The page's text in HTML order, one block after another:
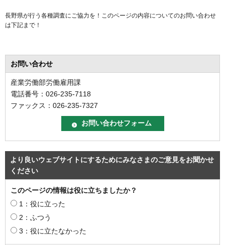
長野県が行う各種調査にご協力を！このページの内容についてのお問い合わせ
は下記まで！
お問い合わせ
産業労働部労働雇用課
電話番号：026-235-7118
ファックス：026-235-7327
より良いウェブサイトにするためにみなさまのご意見をお聞かせ
ください
このページの情報は役に立ちましたか？
1：役に立った
2：ふつう
3：役に立たなかった